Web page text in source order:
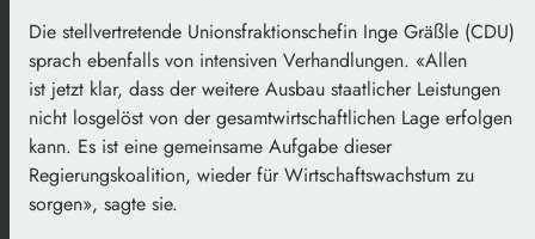
Die stellvertretende Unionsfraktionschefin Inge Gräßle (CDU)
sprach ebenfalls von intensiven Verhandlungen. «Allen
ist jetzt klar, dass der weitere Ausbau staatlicher Leistungen
nicht losgelöst von der gesamtwirtschaftlichen Lage erfolgen
kann. Es ist eine gemeinsame Aufgabe dieser
Regierungskoalition, wieder für Wirtschaftswachstum zu
sorgen», sagte sie.